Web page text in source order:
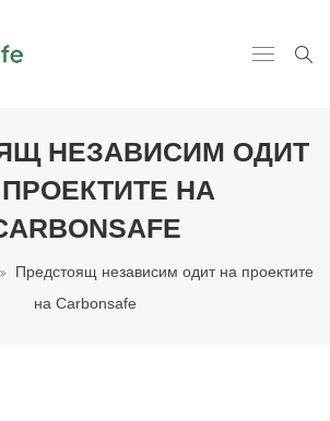
НЕЗАВИСИМ ОДИТ
НА
Предстоящ независим одит на проектите
на Carbonsafe